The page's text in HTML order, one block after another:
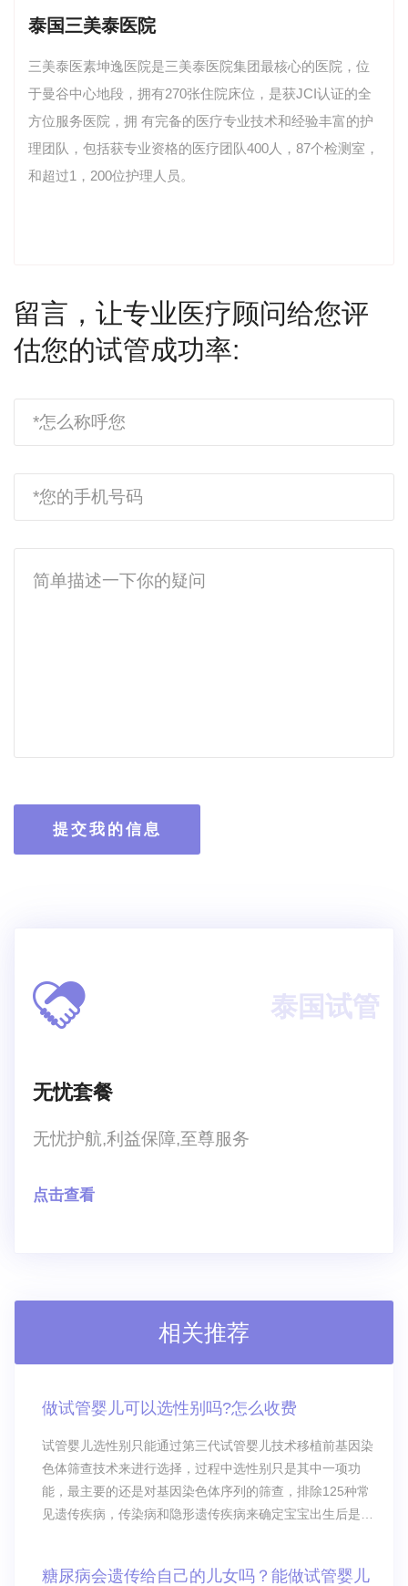
泰国三美泰医院
三美泰医素坤逸医院是三美泰医院集团最核心的医院，位
于曼谷中心地段，拥有270张住院床位，是获JCI认证的全
方位服务医院，拥 有完备的医疗专业技术和经验丰富的护
理团队，包括获专业资格的医疗团队400人，87个检测室，
和超过1，200位护理人员。
留言，让专业医疗顾问给您评
估您的试管成功率:
提交我的信息
泰国试管
无忧套餐
无忧护航,利益保障,至尊服务
点击查看
相关推荐
做试管婴儿可以选性别吗?怎么收费
试管婴儿选性别只能通过第三代试管婴儿技术移植前基因染
色体筛查技术来进行选择，过程中选性别只是其中一项功
能，最主要的还是对基因染色体序列的筛查，排除125种常
见遗传疾病，传染病和隐形遗传疾病来确定宝宝出生后是个
糖尿病会遗传给自己的儿女吗？能做试管婴儿